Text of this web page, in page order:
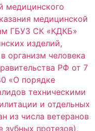
медицинского
медицинской
ГБУЗ СК «КДКБ»
изделий,
организм человека
РФ от 7
«О порядке
техническими
и отдельных
из числа ветеранов
зубных протезов),